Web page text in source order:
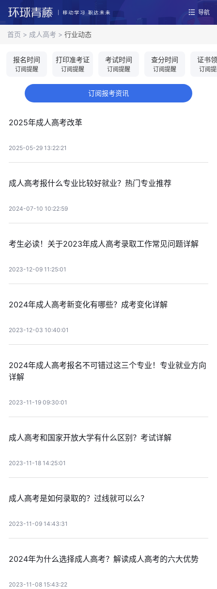
导航
首页 > 成人高考 > 行业动态
报名时间
订阅提醒
打印准考证
订阅提醒
考试时间
订阅提醒
查分时间
订阅提醒
证书
订阅
订阅报考资讯
2025年成人高考改革
2025-05-29 13:22:21
成人高考报什么专业比较好就业？热门专业推荐
2024-07-10 10:22:59
考生必读！关于2023年成人高考录取工作常见问题详解
2023-12-09 11:25:01
2024年成人高考新变化有哪些？成考变化详解
2023-12-03 10:40:01
2024年成人高考报名不可错过这三个专业！专业就业方向
详解
2023-11-19 09:30:01
成人高考和国家开放大学有什么区别？考试详解
2023-11-18 14:25:01
成人高考是如何录取的？过线就可以么？
2023-11-09 14:43:31
2024年为什么选择成人高考？解读成人高考的六大优势
2023-11-08 15:43:22